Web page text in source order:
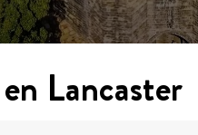
Lancaster